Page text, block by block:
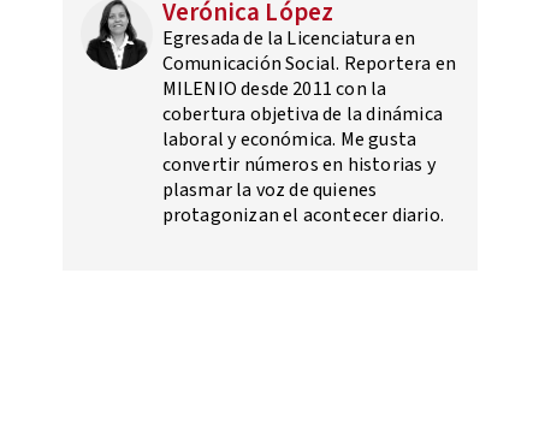
Verónica López
Egresada de la Licenciatura en
Comunicación Social. Reportera en
MILENIO desde 2011 con la
cobertura objetiva de la dinámica
laboral y económica. Me gusta
convertir números en historias y
plasmar la voz de quienes
protagonizan el acontecer diario.